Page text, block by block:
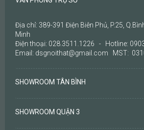
Địa chỉ: 389-391 Điện Biên Phủ, P.25,
Minh
Điện thoại: 028.3511.1226 - Hotline:
Email: dsgnoithat@gmail.com MST:
SHOWROOM TÂN BÌNH
SHOWROOM QUẬN 3